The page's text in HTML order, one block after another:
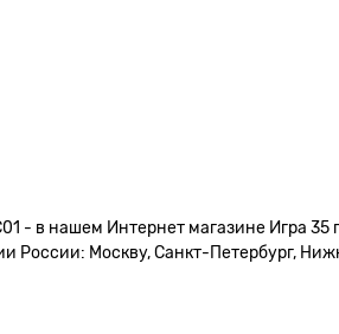
- в нашем Интернет магазине Игра
Москву, Санкт-Петербург,